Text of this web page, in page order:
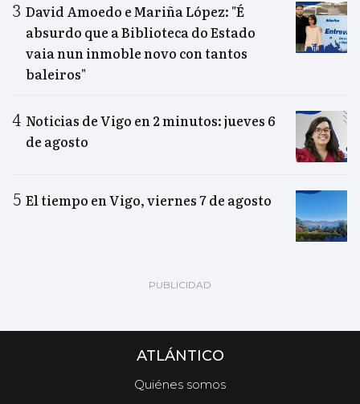
David Amoedo e Mariña López: "É
absurdo que a Biblioteca do Estado
vaia nun inmoble novo con tantos
baleiros"
Noticias de Vigo en 2 minutos: jueves 6
de agosto
El tiempo en Vigo, viernes 7 de agosto
ATLÁNTICO
Quiénes somos